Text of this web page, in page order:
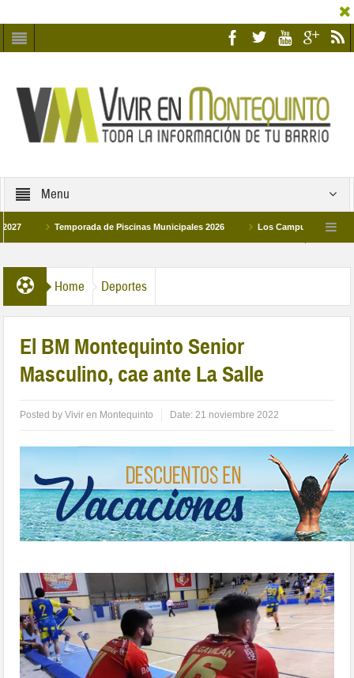
Menu
Temporada de Piscinas Municipales 2026 Los Campus de Tecnificación
Home Deportes
El BM Montequinto Senior
Masculino, cae ante La Salle
Posted byVivir en Montequinto Date:21 noviembre 2022